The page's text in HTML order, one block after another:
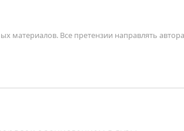
материалов. Все претензии направлять